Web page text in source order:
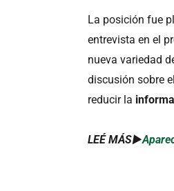
La posición fue
entrevista en el
nueva variedad
discusión sobre
reducir la
LEÉ MÁS►